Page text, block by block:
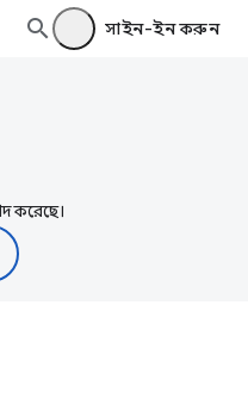
সাইন-ইন করুন
করেছে।